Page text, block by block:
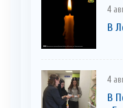
4
В
4
В